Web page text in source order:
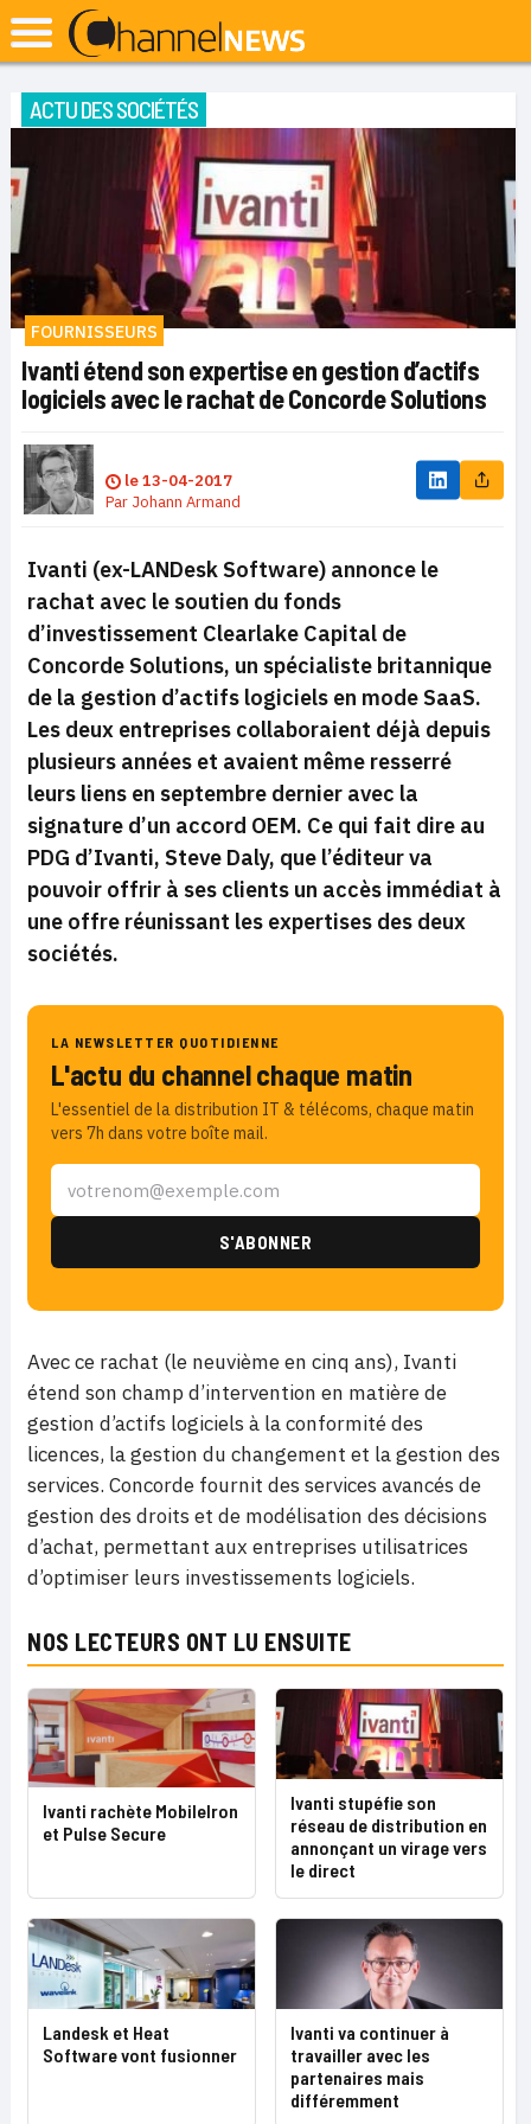
ACTU DES SOCIÉTÉS
FOURNISSEURS
Ivanti étend son expertise en gestion d’actifs
logiciels avec le rachat de Concorde Solutions
le13-04-2017
Par Johann Armand
Ivanti (ex-LANDesk Software) annonce le
rachat avec le soutien du fonds
d’investissement Clearlake Capital de
Concorde Solutions, un spécialiste britannique
de la gestion d’actifs logiciels en mode SaaS.
Les deux entreprises collaboraient déjà depuis
plusieurs années et avaient même resserré
leurs liens en septembre dernier avec la
signature d’un accord OEM. Ce qui fait dire au
PDG d’Ivanti, Steve Daly, que l’éditeur va
pouvoir offrir à ses clients un accès immédiat à
une offre réunissant les expertises des deux
sociétés.
LA NEWSLETTER QUOTIDIENNE
L'actu du channel chaque matin
L'essentiel de la distribution IT & télécoms, chaque matin
vers 7h dans votre boîte mail.
Avec ce rachat (le neuvième en cinq ans), Ivanti
étend son champ d’intervention en matière de
gestion d’actifs logiciels à la conformité des
licences, la gestion du changement et la gestion des
services. Concorde fournit des services avancés de
gestion des droits et de modélisation des décisions
d’achat, permettant aux entreprises utilisatrices
d’optimiser leurs investissements logiciels.
NOS LECTEURS ONT LU ENSUITE
Ivanti rachète MobileIron
et Pulse Secure
Ivanti stupéfie son
réseau de distribution en
annonçant un virage vers
le direct
Landesk et Heat
Software vont fusionner
Ivanti va continuer à
travailler avec les
partenaires mais
différemment